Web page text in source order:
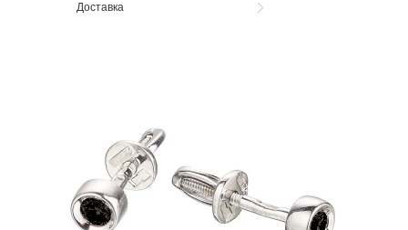
Доставка